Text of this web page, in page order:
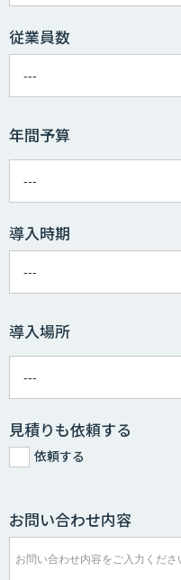
従業員数
年間予算
導入時期
導入場所
見積りも依頼する
依頼する
お問い合わせ内容